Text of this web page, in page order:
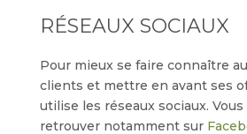
RÉSEAUX SOCIAUX
Pour mieux se faire connaître
clients et mettre en avant ses
utilise les réseaux sociaux. Vous
retrouver notamment sur